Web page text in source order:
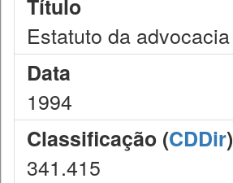
Título
Estatuto da advocacia
Data
1994
Classificação (CDDir)
341.415